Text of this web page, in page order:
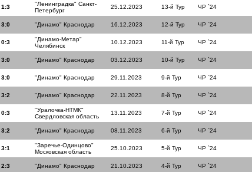
1:3
"Ленинградка" Санкт-
Петербург
25.12.2023 13-й Тур ЧР `24
3:0 "Динамо" Краснодар 16.12.2023 12-й Тур ЧР `24
0:3
"Динамо-Метар"
Челябинск
10.12.2023 11-й Тур ЧР `24
3:0 "Динамо" Краснодар 03.12.2023 10-й Тур ЧР `24
3:0 "Динамо" Краснодар 29.11.2023 9-й Тур ЧР `24
3:2 "Динамо" Краснодар 22.11.2023 8-й Тур ЧР `24
0:3
"Уралочка-НТМК"
Свердловская область
13.11.2023 7-й Тур ЧР `24
3:2 "Динамо" Краснодар 08.11.2023 6-й Тур ЧР `24
3:1
"Заречье-Одинцово"
Московская область
25.10.2023 5-й Тур ЧР `24
2:3 "Динамо" Краснодар 21.10.2023 4-й Тур ЧР `24